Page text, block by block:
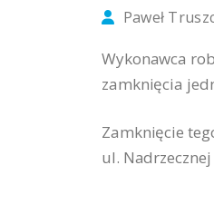
Paweł
Wykonawca
zamknięcia
Zamknięcie
ul.